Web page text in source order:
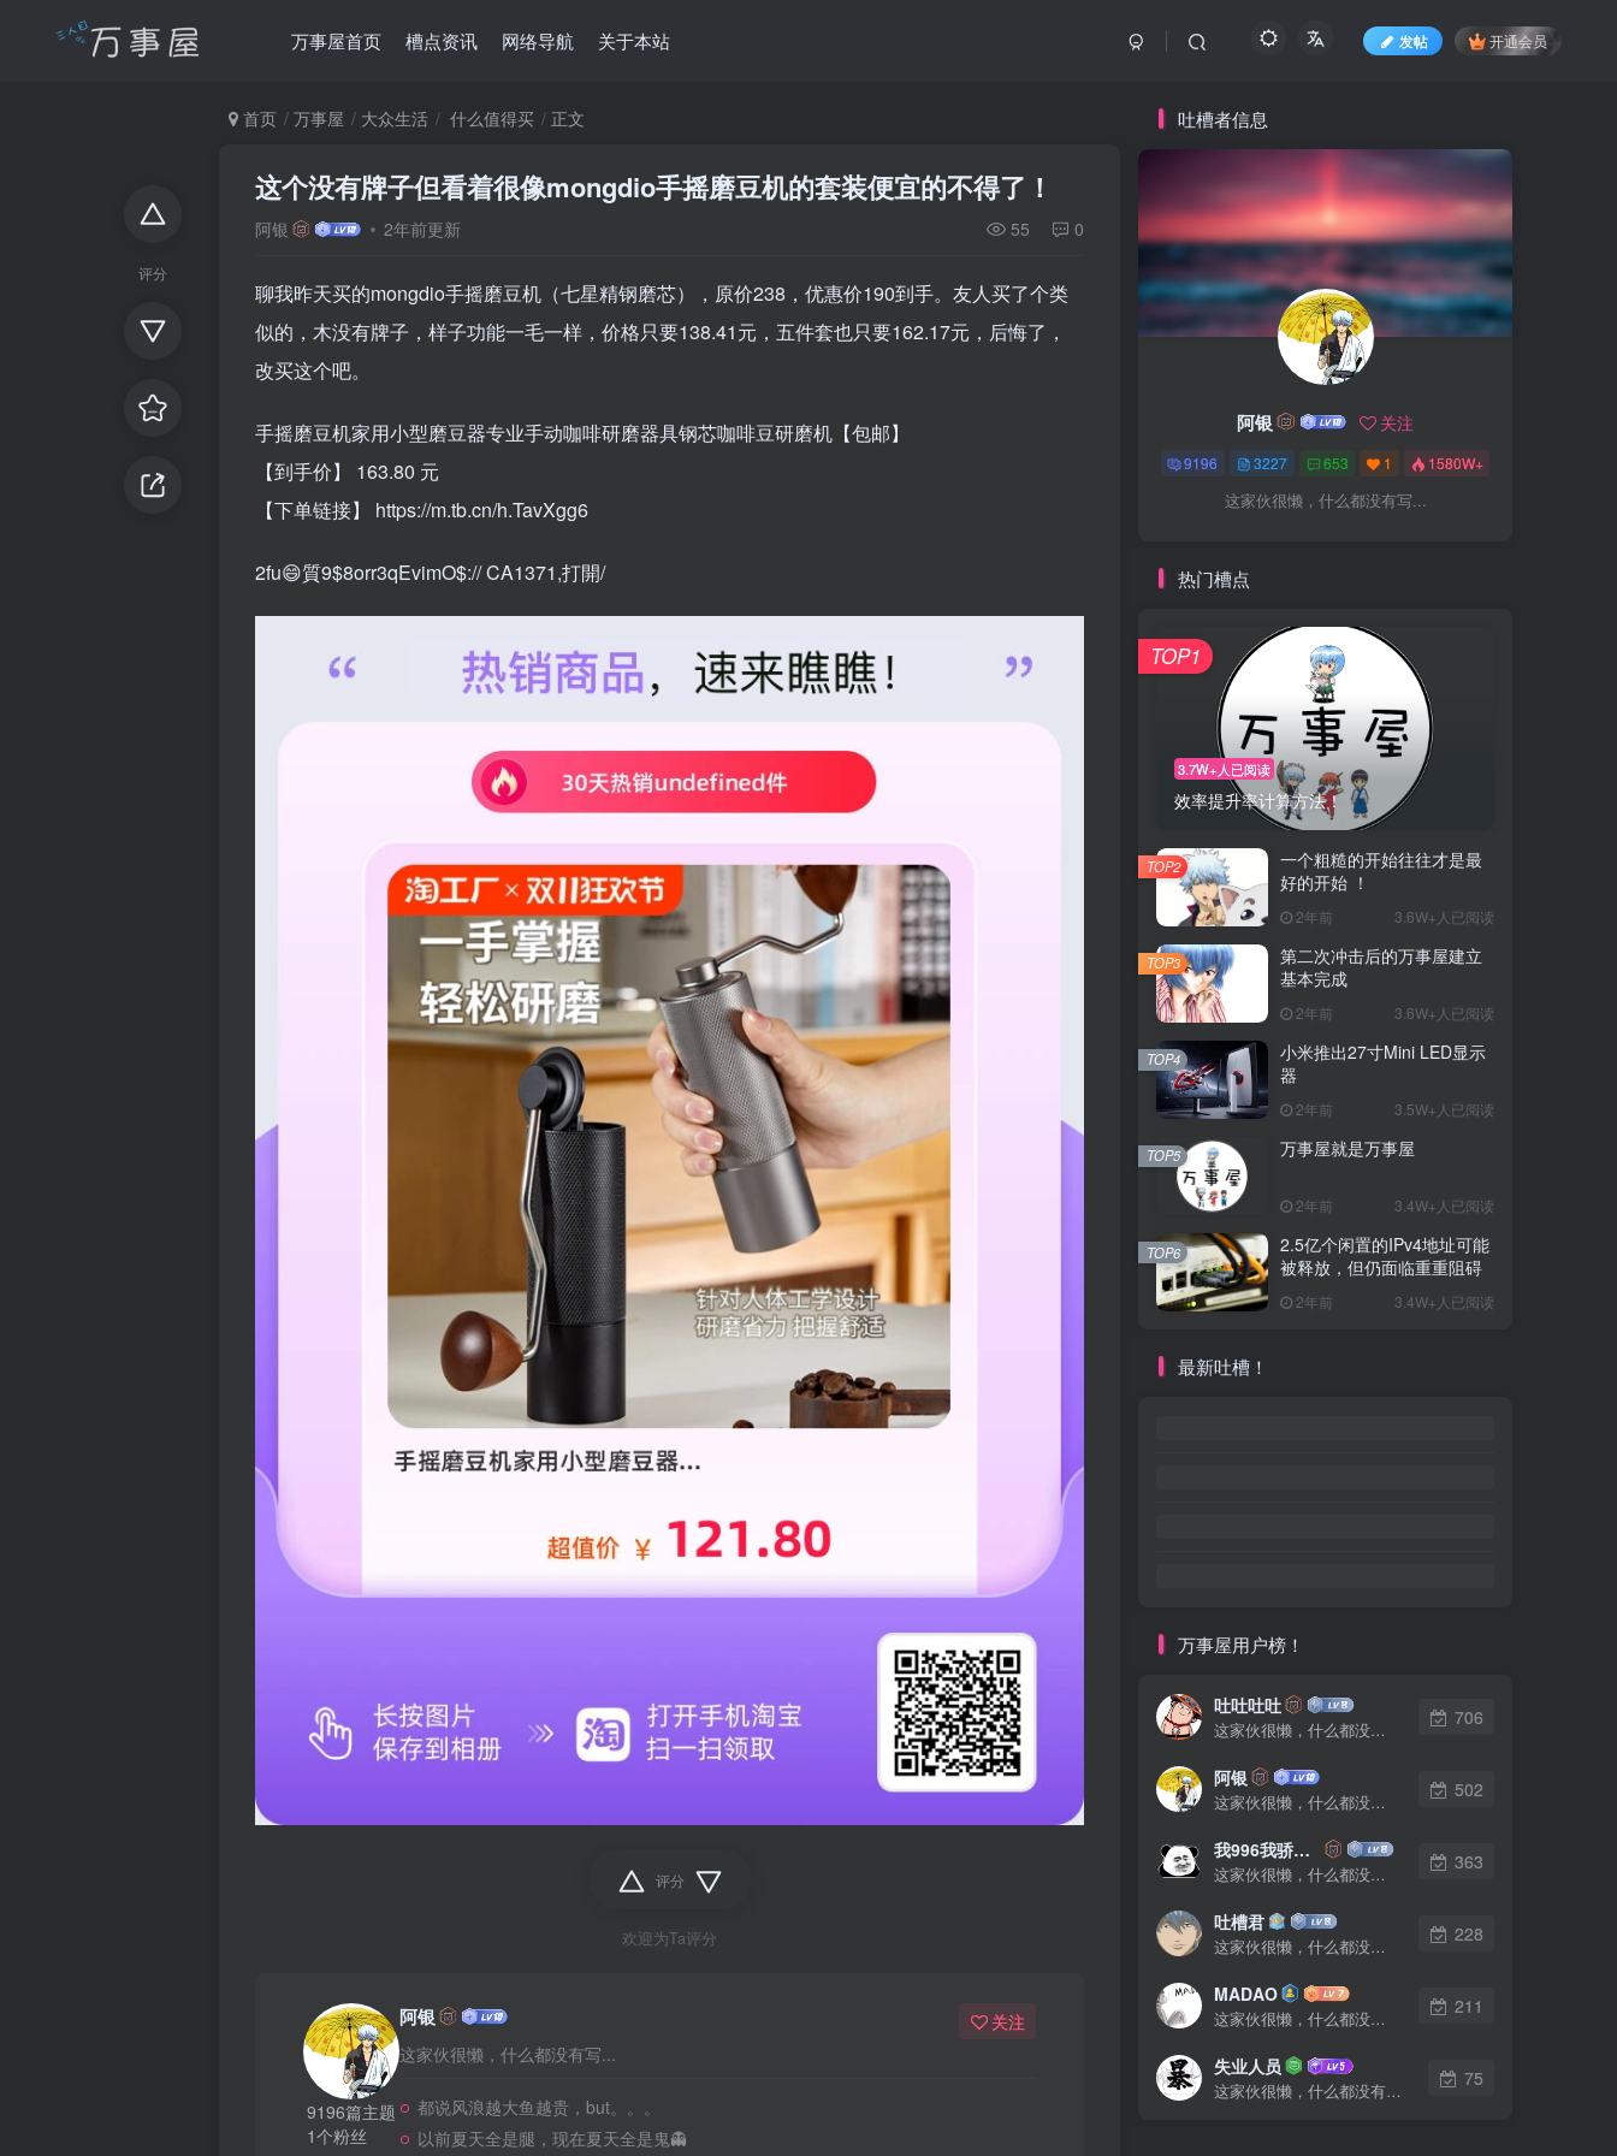
万事屋首页 槽点资讯 网络导航 关于本站 发帖 开通会员
评分
首页 万事屋 大众生活 什么值得买 正文
这个没有牌子但看着很像mongdio手摇磨豆机的套装便宜的不得了！
阿银 2年前更新 55 0
聊我昨天买的mongdio手摇磨豆机（七星精钢磨芯），原价238，优惠价190到手。友人买了个类
似的，木没有牌子，样子功能一毛一样，价格只要138.41元，五件套也只要162.17元，后悔了，
改买这个吧。
手摇磨豆机家用小型磨豆器专业手动咖啡研磨器具钢芯咖啡豆研磨机【包邮】
【到手价】 163.80 元
【下单链接】 https://m.tb.cn/h.TavXgg6
2fu😄質9$8orr3qEvimO$:// CA1371,打開/
评分
欢迎为Ta评分
9196篇主题
1个粉丝
阿银
这家伙很懒，什么都没有写...
关注
都说风浪越大鱼越贵，but。。。
以前夏天全是腿，现在夏天全是鬼👻
吐槽者信息
阿银 关注
9196 3227 653 1 1580W+
这家伙很懒，什么都没有写...
热门槽点
3.7W+人已阅读
效率提升率计算方法！
TOP1
一个粗糙的开始往往才是最
好的开始 ！
2年前 3.6W+人已阅读
TOP2
第二次冲击后的万事屋建立
基本完成
2年前 3.6W+人已阅读
TOP3
小米推出27寸Mini LED显示
器
2年前 3.5W+人已阅读
TOP4
万事屋就是万事屋
2年前 3.4W+人已阅读
TOP5
2.5亿个闲置的IPv4地址可能
被释放，但仍面临重重阻碍
2年前 3.4W+人已阅读
TOP6
最新吐槽！
万事屋用户榜！
吐吐吐吐
这家伙很懒，什么都没有写...
706
阿银
这家伙很懒，什么都没有写...
502
我996我骄傲了么
这家伙很懒，什么都没有写...
363
吐槽君
这家伙很懒，什么都没有写...
228
MADAO
这家伙很懒，什么都没有写...
211
失业人员
这家伙很懒，什么都没有写...
75